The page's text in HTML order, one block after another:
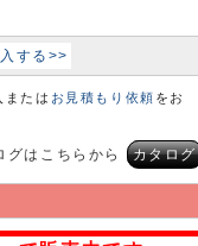
する>>
たは お見積もり依頼 をお
グはこちらから カタログ